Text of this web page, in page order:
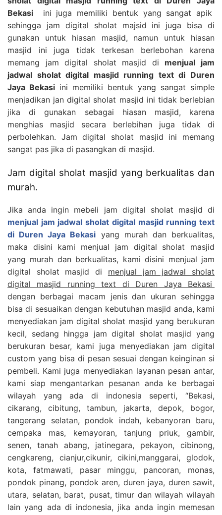
Bekasi ini juga memiliki bentuk yang sangat apik
sehingga jam digital sholat majsid ini juga bisa di
gunakan untuk hiasan masjid, namun untuk hiasan
masjid ini juga tidak terkesan berlebohan karena
memang jam digital sholat masjid di menjual jam
jadwal sholat digital masjid running text di Duren
Jaya Bekasi ini memiliki bentuk yang sangat simple
menjadikan jan digital sholat masjid ini tidak berlebian
jika di gunakan sebagai hiasan masjid, karena
menghias masjid secara berlebihan juga tidak di
perbolehkan. Jam digital sholat masjid ini memang
sangat pas jika di pasangkan di masjid.
Jam digital sholat masjid yang berkualitas dan
murah.
Jika anda ingin mebeli jam digital sholat masjid di
menjual jam jadwal sholat digital masjid running text
di Duren Jaya Bekasi yang murah dan berkualitas,
maka disini kami menjual jam digital sholat masjid
yang murah dan berkualitas, kami disini menjual jam
digital sholat masjid di menjual jam jadwal sholat
digital masjid running text di Duren Jaya Bekasi
dengan berbagai macam jenis dan ukuran sehingga
bisa di sesuaikan dengan kebutuhan masjid anda, kami
menyediakan jam digital sholat masjid yang berukuran
kecil, sedang hingga jam digital sholat masjid yang
berukuran besar, kami juga menyediakan jam digital
custom yang bisa di pesan sesuai dengan keinginan si
pembeli. Kami juga menyediakan layanan pesan antar,
kami siap mengantarkan pesanan anda ke berbagai
wilayah yang ada di indonesia seperti, “Bekasi,
cikarang, cibitung, tambun, jakarta, depok, bogor,
tangerang selatan, pondok indah, kebanyoran baru,
cempaka mas, kemayoran, tanjung priuk, gambir,
senen, tanah abang, jatinegara, pekayon, cibinong,
cengkareng, cianjur,cikunir, cikini,manggarai, glodok,
kota, fatmawati, pasar minggu, pancoran, monas,
pondok pinang, pondok aren, duren jaya, duren sawit,
utara, selatan, barat, pusat, timur dan wilayah wilayah
lain yang ada di indonesia, jika anda ingin memesan